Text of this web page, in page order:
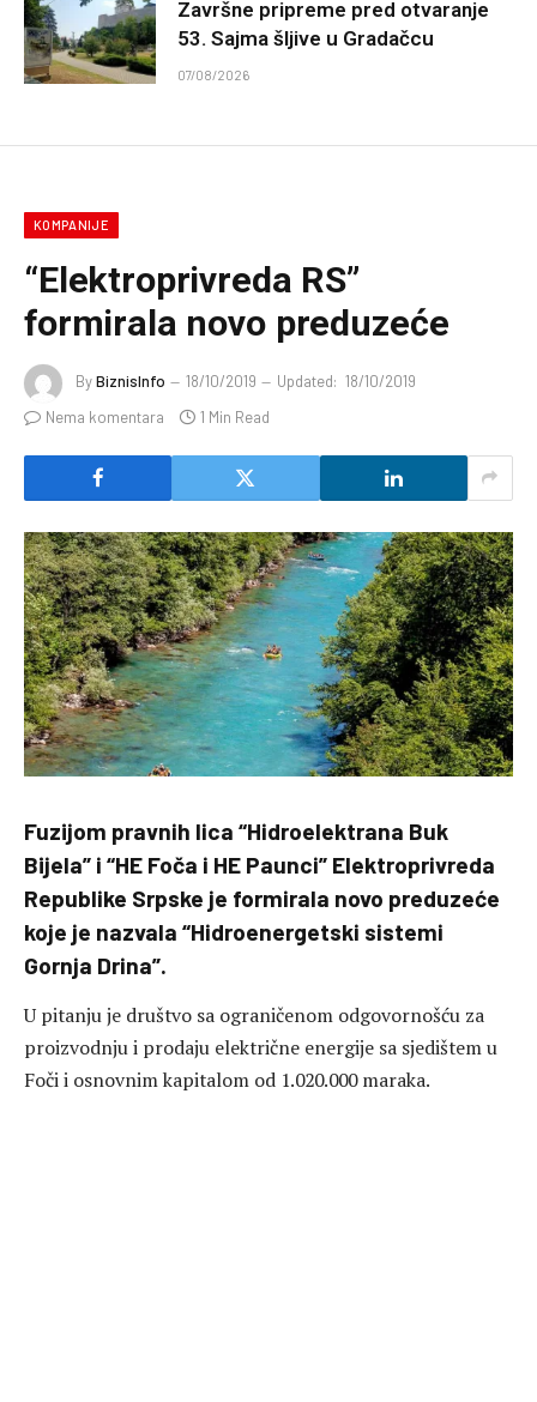
Završne pripreme pred otvaranje
53. Sajma šljive u Gradačcu
07/08/2026
KOMPANIJE
“Elektroprivreda RS”
formirala novo preduzeće
ByBiznisInfo 18/10/2019 Updated: 18/10/2019
Nema komentara
1 Min Read
Fuzijom pravnih lica “Hidroelektrana Buk
Bijela” i “HE Foča i HE Paunci” Elektroprivreda
Republike Srpske je formirala novo preduzeće
koje je nazvala “Hidroenergetski sistemi
Gornja Drina”.
U pitanju je društvo sa ograničenom odgovornošću za
proizvodnju i prodaju električne energije sa sjedištem u
Foči i osnovnim kapitalom od 1.020.000 maraka.